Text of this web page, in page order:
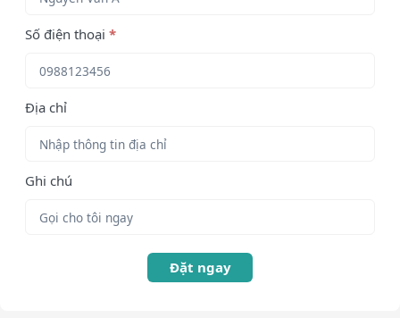
Số điện thoại *
Địa chỉ
Ghi chú
Đặt ngay